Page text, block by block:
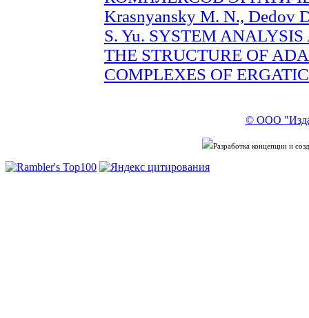
Krasnyansky M. N., Dedov
S. Yu. SYSTEM
THE STRUCTURE OF
COMPLEXES OF
© ООО
Разработка концепции и